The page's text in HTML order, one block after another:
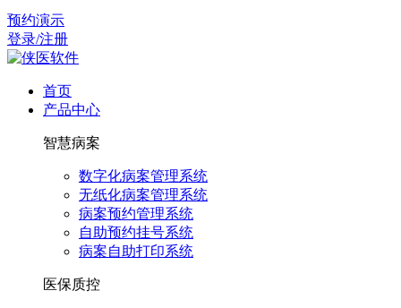
预约演示
登录/注册
首页
产品中心
智慧病案
数字化病案管理系统
无纸化病案管理系统
病案预约管理系统
自助预约挂号系统
病案自助打印系统
医保质控